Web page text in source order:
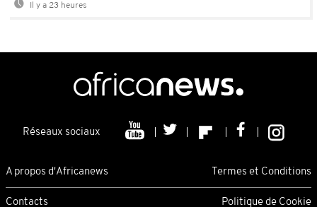
Il y a 23 heures
Réseaux sociaux
A propos d'Africanews Termes et Conditions
Contacts Politique de Cookie